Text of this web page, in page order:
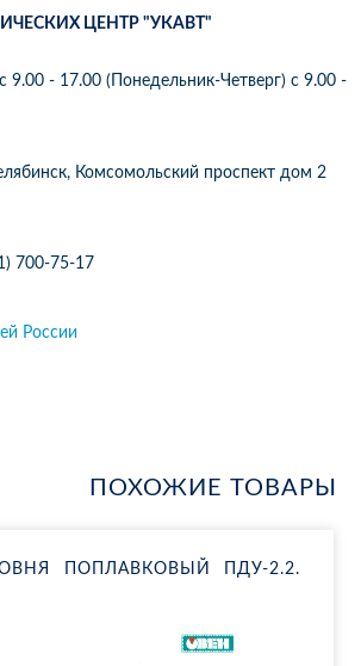
ЦЕНТР "УКАВТ"
с 9.00 - 17.00 (Понедельник-Четверг) c 9.00 -
Комсомольский проспект дом 2
700-75-17
России
ПОХОЖИЕ ТОВАРЫ
ПО­ПЛАВ­КО­ВЫЙ ПДУ-2.​2.​